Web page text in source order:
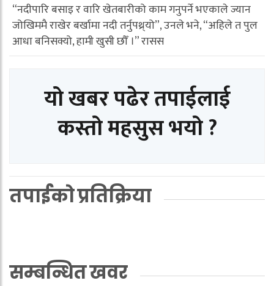
“नदीपारि बसाइ र वारि खेतबारीको काम गनुपर्ने भएकाले ज्यान
जोखिममै राखेर बर्खामा नदी तर्नुपथ्र्यो”, उनले भने, “अहिले त पुल
आधा बनिसक्यो, हामी खुसी छौँ ।” रासस
यो खबर पढेर तपाईलाई
कस्तो महसुस भयो ?
तपाईको प्रतिक्रिया
सम्बन्धित खवर